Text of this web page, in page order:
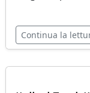
Continua la